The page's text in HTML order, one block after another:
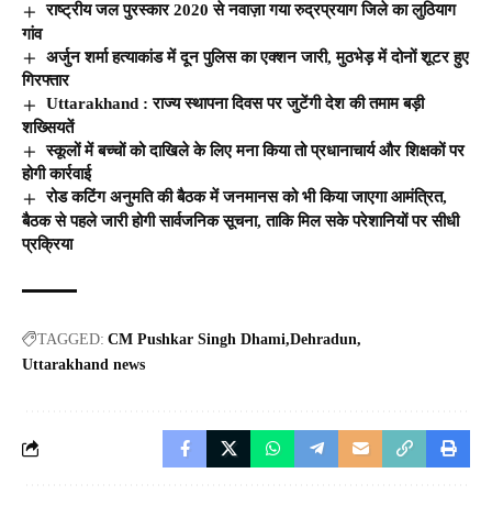
राष्ट्रीय जल पुरस्कार 2020 से नवाज़ा गया रुद्रप्रयाग जिले का लुठियाग
गांव
अर्जुन शर्मा हत्याकांड में दून पुलिस का एक्शन जारी, मुठभेड़ में दोनों शूटर हुए
गिरफ्तार
Uttarakhand : राज्य स्थापना दिवस पर जुटेंगी देश की तमाम बड़ी
शख्सियतें
स्कूलों में बच्चों को दाखिले के लिए मना किया तो प्रधानाचार्य और शिक्षकों पर
होगी कार्रवाई
रोड कटिंग अनुमति की बैठक में जनमानस को भी किया जाएगा आमंत्रित,
बैठक से पहले जारी होगी सार्वजनिक सूचना, ताकि मिल सके परेशानियों पर सीधी
प्रक्रिया
TAGGED: CM Pushkar Singh Dhami Dehradun
Uttarakhand news